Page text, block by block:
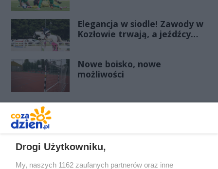
Elegancja w siodle! Zawody w
Kozłowie trwają, a jeźdźcy
Nowe boisko, nowe
możliwości
Drogi Użytkowniku,
My, naszych 1162 zaufanych partnerów oraz inne